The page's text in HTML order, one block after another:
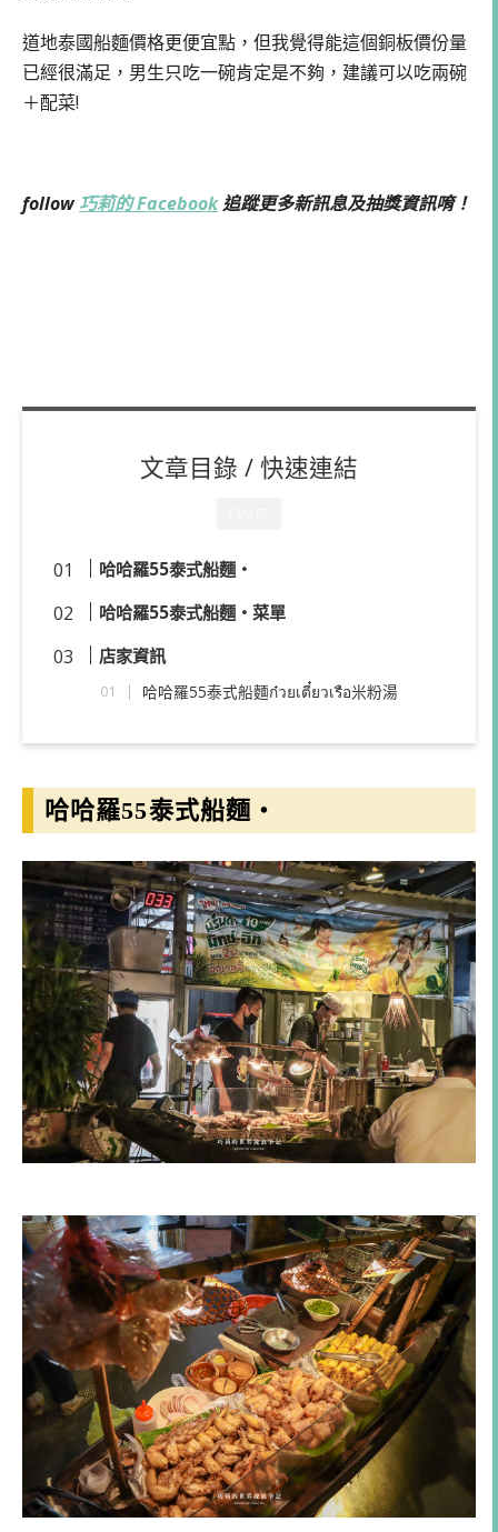
道地泰國船麵價格更便宜點，但我覺得能這個銅板價份量
已經很滿足，男生只吃一碗肯定是不夠，建議可以吃兩碗
＋配菜!
follow巧莉的 Facebook追蹤更多新訊息及抽獎資訊唷！
文章目錄 / 快速連結
哈哈羅55泰式船麵・
哈哈羅55泰式船麵・菜單
店家資訊
哈哈羅55泰式船麵ก๋วยเตี๋ยวเรือ米粉湯
哈哈羅55泰式船麵・